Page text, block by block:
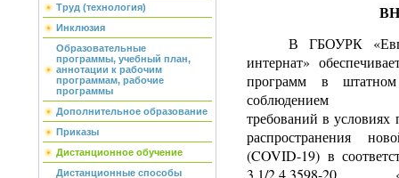
Труд (технология)
Инклюзия
Образовательные
программы, учебный план,
аннотации к рабочим
программам, рабочие
программы
Дополнительное образование
Приказы
Дистанционное обучение
Дистанционные способы
В ГБОУРК
интернат»
программ в
соблюдением
требований в
распространения
(COVID-19) в
3.1/2.4.3598-20